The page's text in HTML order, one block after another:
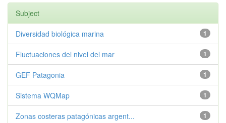
Subject
1
Diversidad biológica marina
1
Fluctuaciones del nivel del mar
1
GEF Patagonia
1
Sistema WQMap
1
Zonas costeras patagónicas argent...